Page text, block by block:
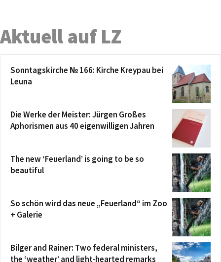
Aktuell auf LZ
Sonntagskirche № 166: Kirche Kreypau bei
Leuna
Die Werke der Meister: Jürgen Großes
Aphorismen aus 40 eigenwilligen Jahren
The new ‘Feuerland’ is going to be so
beautiful
So schön wird das neue „Feuerland“ im Zoo
+ Galerie
Bilger and Rainer: Two federal ministers,
the ‘weather’ and light-hearted remarks